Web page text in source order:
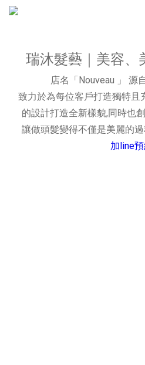
瑞沐髮藝｜美容、
店名「Nouveau 」 源
致力於為每位客戶打造獨特且
的設計打造全新樣貌,同時也
讓做頭髮變得不僅是美麗的
加line